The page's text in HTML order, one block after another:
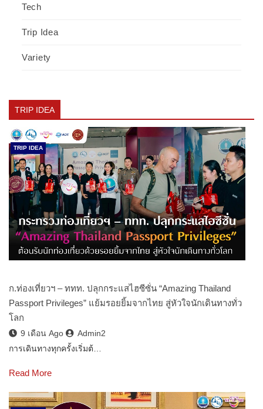
Tech
Trip Idea
Variety
TRIP IDEA
TRIP IDEA
ก.ท่องเที่ยวฯ – ททท. ปลุกกระแสไฮซีซั่น “Amazing Thailand
Passport Privileges” แย้มรอยยิ้มจากไทย สู่หัวใจนักเดินทางทั่ว
โลก
9 เดือน Ago
Admin2
การเดินทางทุกครั้งเริ่มต้…
Read More